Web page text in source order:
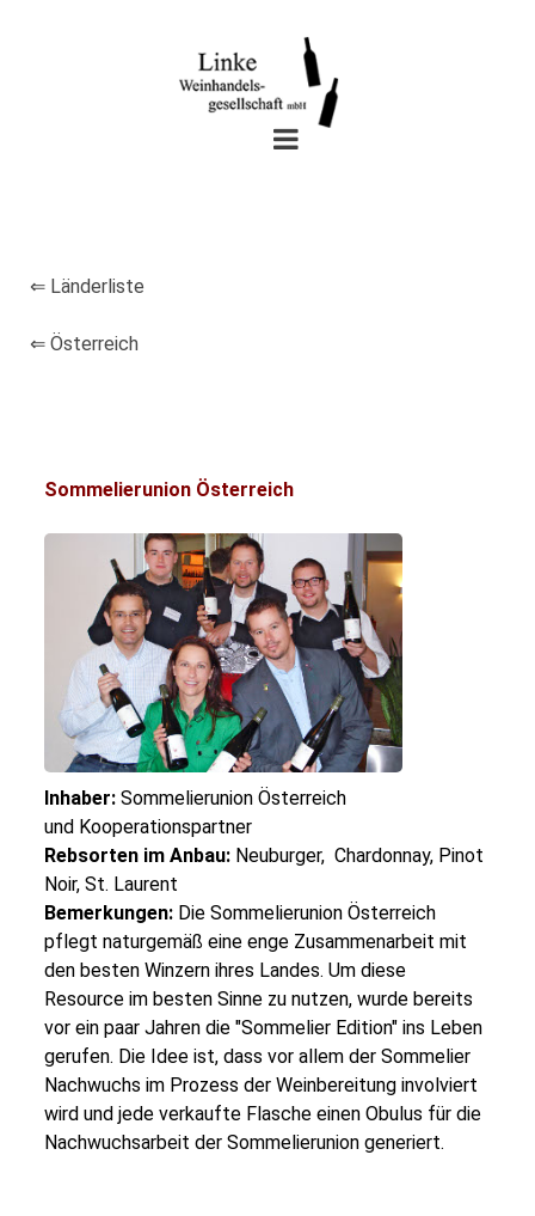
⇐ Länderliste
⇐ Österreich
Sommelierunion Österreich
Inhaber: Sommelierunion Österreich
und Kooperationspartner
Rebsorten im Anbau: Neuburger, Chardonnay, Pinot
Noir, St. Laurent
Bemerkungen: Die Sommelierunion Österreich
pflegt naturgemäß eine enge Zusammenarbeit mit
den besten Winzern ihres Landes. Um diese
Resource im besten Sinne zu nutzen, wurde bereits
vor ein paar Jahren die "Sommelier Edition" ins Leben
gerufen. Die Idee ist, dass vor allem der Sommelier
Nachwuchs im Prozess der Weinbereitung involviert
wird und jede verkaufte Flasche einen Obulus für die
Nachwuchsarbeit der Sommelierunion generiert.